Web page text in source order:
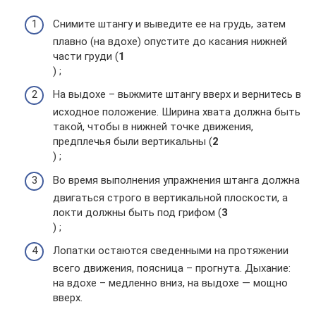
Снимите штангу и выведите ее на грудь, затем
плавно (на вдохе) опустите до касания нижней
части груди (1
) ;
На выдохе – выжмите штангу вверх и вернитесь в
исходное положение. Ширина хвата должна быть
такой, чтобы в нижней точке движения,
предплечья были вертикальны (2
) ;
Во время выполнения упражнения штанга должна
двигаться строго в вертикальной плоскости, а
локти должны быть под грифом (3
) ;
Лопатки остаются сведенными на протяжении
всего движения, поясница – прогнута. Дыхание:
на вдохе – медленно вниз, на выдохе — мощно
вверх.